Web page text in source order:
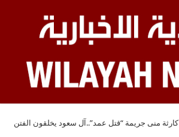
كارثة منى جريمة “قتل عمد”..آل سعود يخلقون الفتن